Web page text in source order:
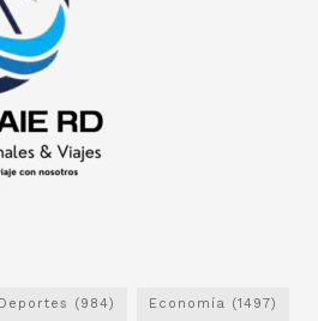
Deportes (984) Economía (1497)